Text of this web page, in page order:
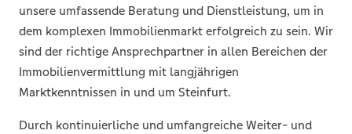
unsere umfassende Beratung und Dienstleistung, um in
dem komplexen Immobilienmarkt erfolgreich zu sein. Wir
sind der richtige Ansprechpartner in allen Bereichen der
Immobilienvermittlung mit langjährigen
Marktkenntnissen in und um Steinfurt.
Durch kontinuierliche und umfangreiche Weiter- und